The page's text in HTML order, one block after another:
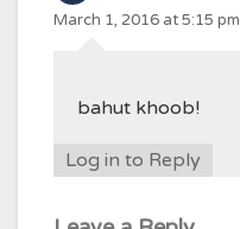
March 1, 2016 at 5:15 pm
bahut khoob!
Log in to Reply